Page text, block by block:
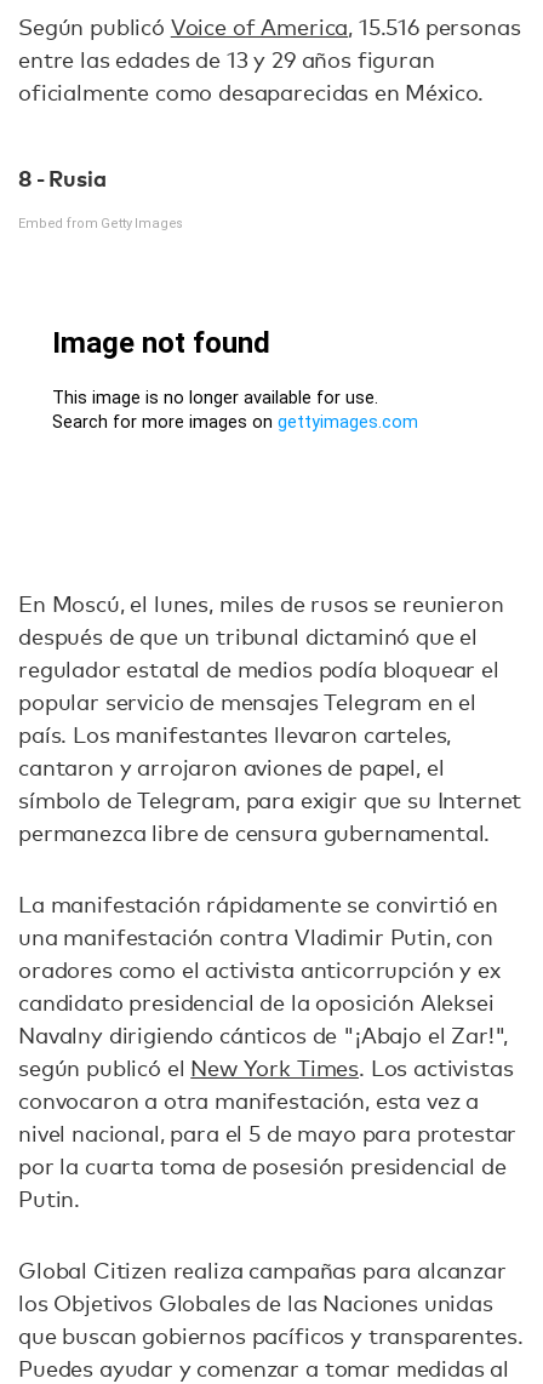
Según publicó Voice of America, 15.516 personas
entre las edades de 13 y 29 años figuran
oficialmente como desaparecidas en México.
8 - Rusia
Embed from Getty Images
En Moscú, el lunes, miles de rusos se reunieron
después de que un tribunal dictaminó que el
regulador estatal de medios podía bloquear el
popular servicio de mensajes Telegram en el
país. Los manifestantes llevaron carteles,
cantaron y arrojaron aviones de papel, el
símbolo de Telegram, para exigir que su Internet
permanezca libre de censura gubernamental.
La manifestación rápidamente se convirtió en
una manifestación contra Vladimir Putin, con
oradores como el activista anticorrupción y ex
candidato presidencial de la oposición Aleksei
Navalny dirigiendo cánticos de "¡Abajo el Zar!",
según publicó el New York Times. Los activistas
convocaron a otra manifestación, esta vez a
nivel nacional, para el 5 de mayo para protestar
por la cuarta toma de posesión presidencial de
Putin.
Global Citizen realiza campañas para alcanzar
los Objetivos Globales de las Naciones unidas
que buscan gobiernos pacíficos y transparentes.
Puedes ayudar y comenzar a tomar medidas al